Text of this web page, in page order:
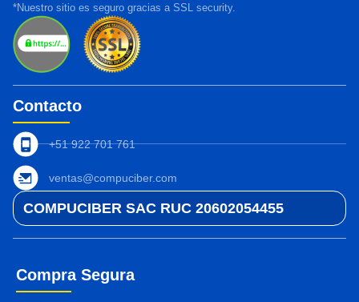
*Nuestro sitio es seguro gracias a SSL security.
Contacto
+51 922 701 761
ventas@compuciber.com
COMPUCIBER SAC RUC 20602054455
Compra Segura